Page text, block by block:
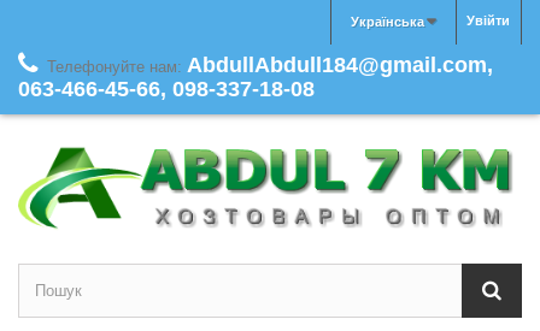
Увійти
Українська
Телефонуйте нам: AbdullAbdull184@gmail.com,
063-466-45-66, 098-337-18-08